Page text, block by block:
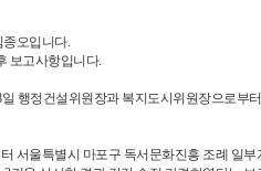
오입니다.
보고사항입니다.
일 행정건설위원장과 복지도시위원장으로
서울특별시 마포구 독서문화진흥 조례 일